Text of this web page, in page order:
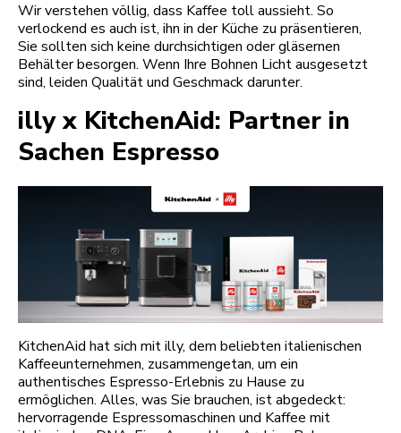
Wir verstehen völlig, dass Kaffee toll aussieht. So
verlockend es auch ist, ihn in der Küche zu präsentieren,
Sie sollten sich keine durchsichtigen oder gläsernen
Behälter besorgen. Wenn Ihre Bohnen Licht ausgesetzt
sind, leiden Qualität und Geschmack darunter.
illy x KitchenAid: Partner in
Sachen Espresso
KitchenAid hat sich mit illy, dem beliebten italienischen
Kaffeeunternehmen, zusammengetan, um ein
authentisches Espresso-Erlebnis zu Hause zu
ermöglichen. Alles, was Sie brauchen, ist abgedeckt:
hervorragende Espressomaschinen und Kaffee mit